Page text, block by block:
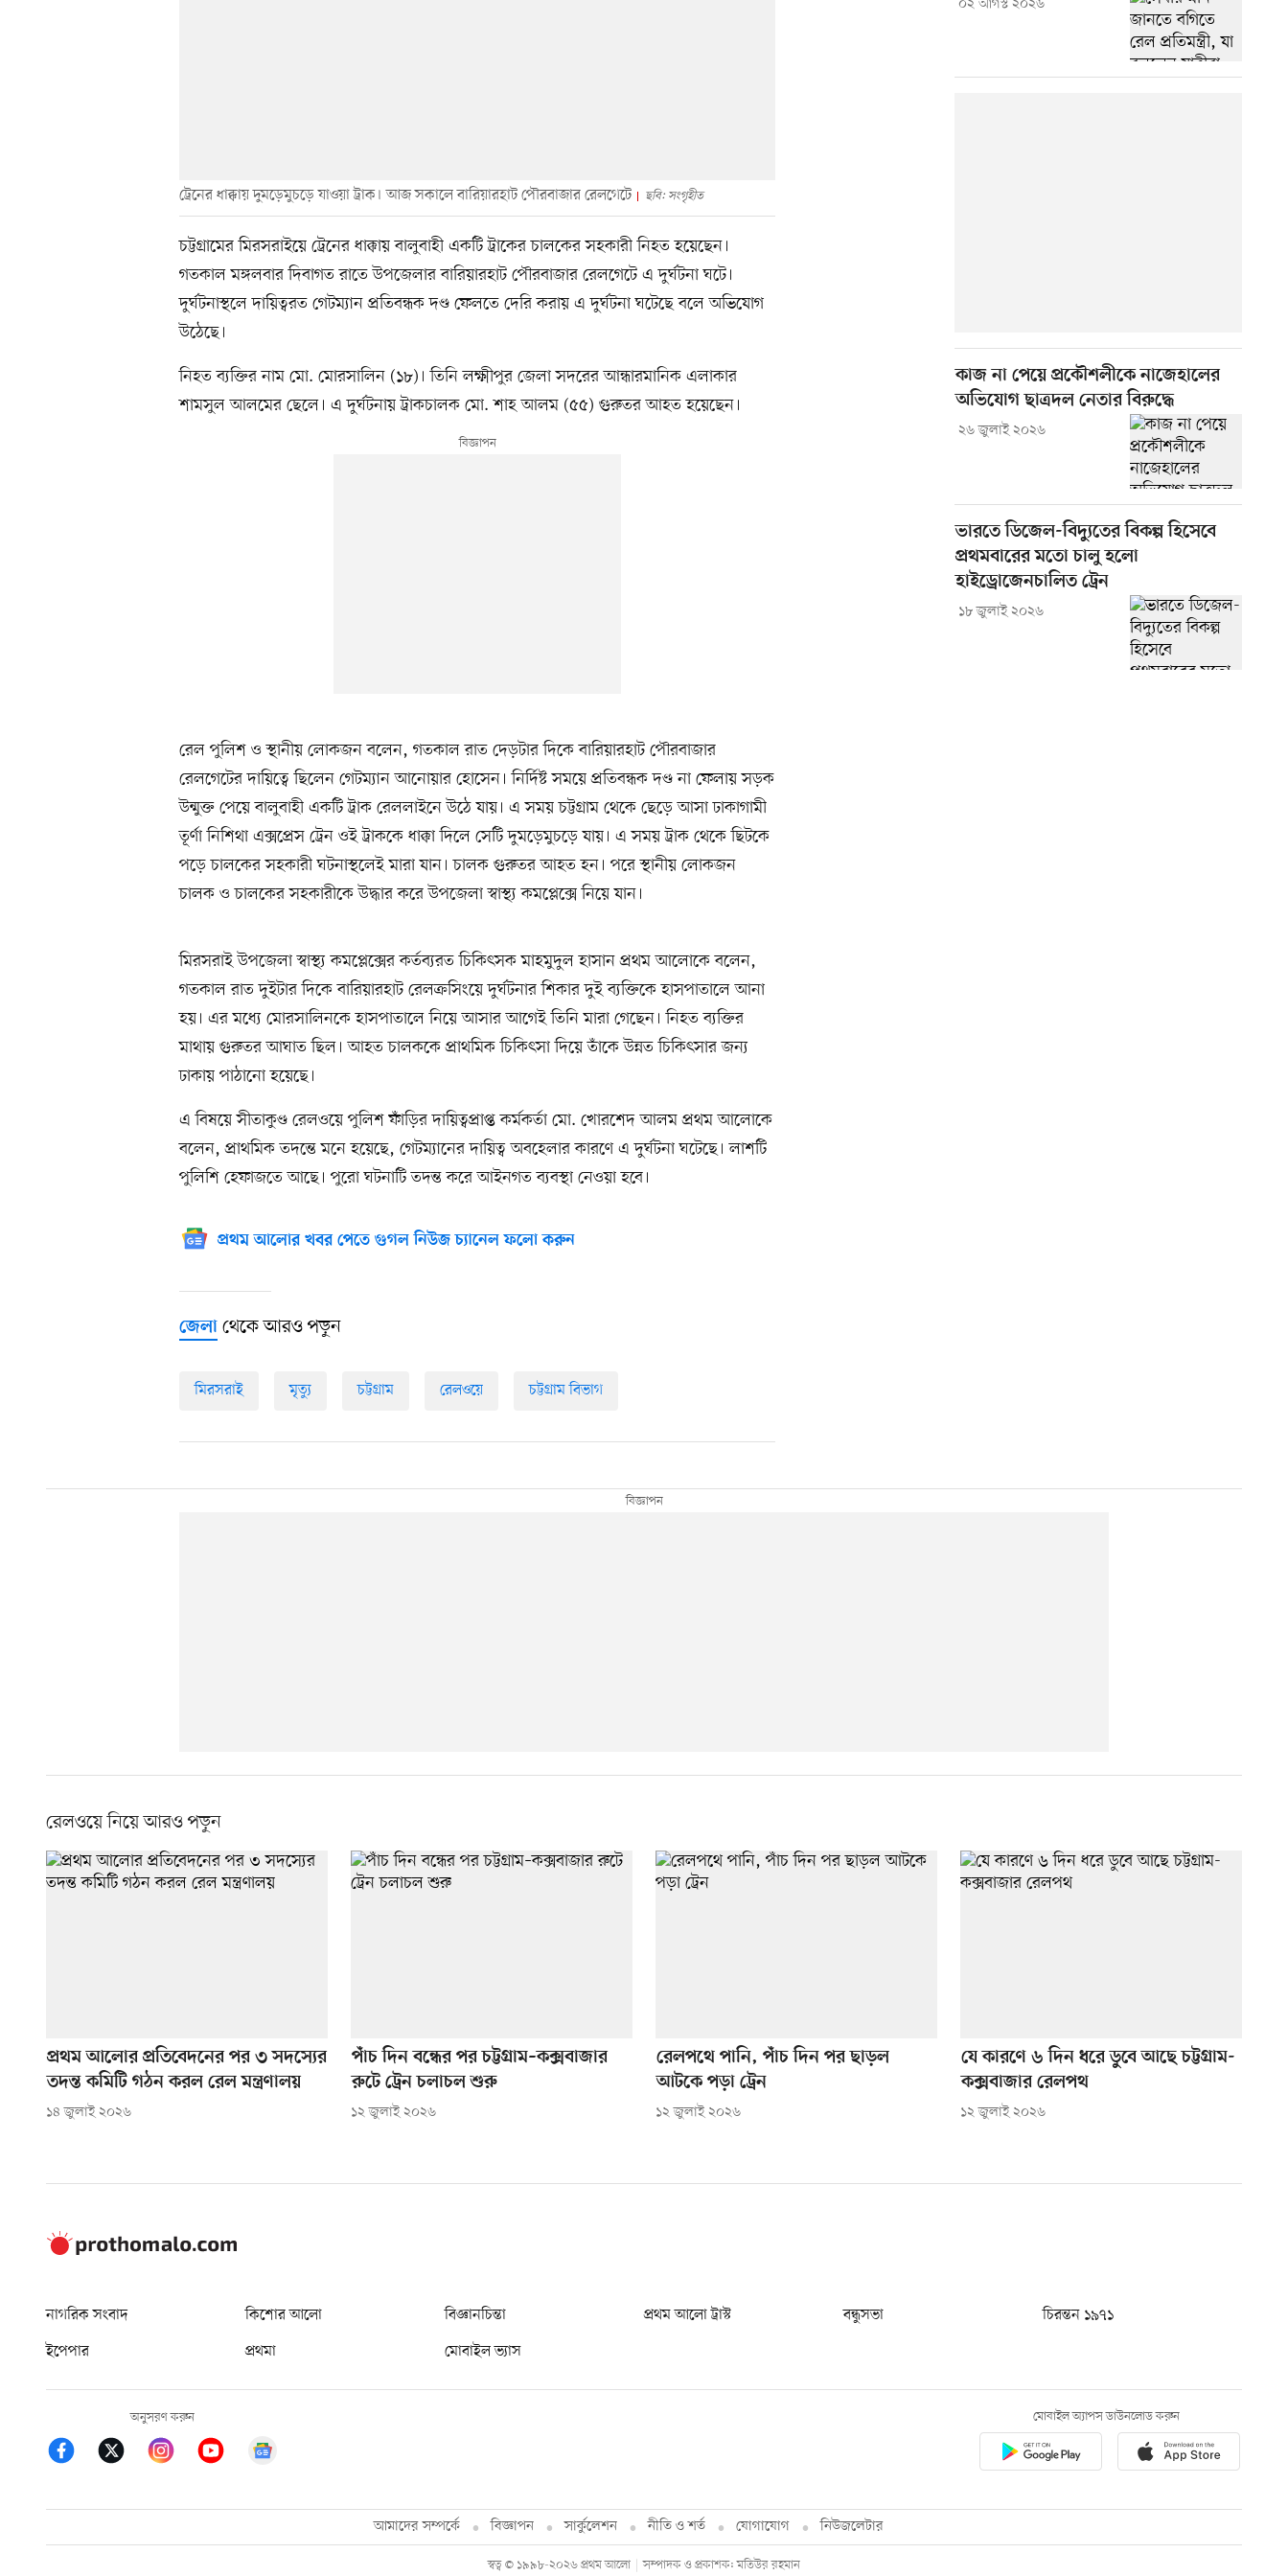
ট্রেনের ধাক্কায় দুমড়েমুচড়ে যাওয়া ট্রাক। আজ সকালে বারিয়ারহাট পৌরবাজার রেলগেটে ছবি: সংগৃহীত
চট্টগ্রামের মিরসরাইয়ে ট্রেনের ধাক্কায় বালুবাহী একটি ট্রাকের চালকের সহকারী নিহত হয়েছেন।
গতকাল মঙ্গলবার দিবাগত রাতে উপজেলার বারিয়ারহাট পৌরবাজার রেলগেটে এ দুর্ঘটনা ঘটে।
দুর্ঘটনাস্থলে দায়িত্বরত গেটম্যান প্রতিবন্ধক দণ্ড ফেলতে দেরি করায় এ দুর্ঘটনা ঘটেছে বলে অভিযোগ
উঠেছে।
নিহত ব্যক্তির নাম মো. মোরসালিন (১৮)। তিনি লক্ষ্মীপুর জেলা সদরের আন্ধারমানিক এলাকার
শামসুল আলমের ছেলে। এ দুর্ঘটনায় ট্রাকচালক মো. শাহ আলম (৫৫) গুরুতর আহত হয়েছেন।
রেল পুলিশ ও স্থানীয় লোকজন বলেন, গতকাল রাত দেড়টার দিকে বারিয়ারহাট পৌরবাজার
রেলগেটের দায়িত্বে ছিলেন গেটম্যান আনোয়ার হোসেন। নির্দিষ্ট সময়ে প্রতিবন্ধক দণ্ড না ফেলায় সড়ক
উন্মুক্ত পেয়ে বালুবাহী একটি ট্রাক রেললাইনে উঠে যায়। এ সময় চট্টগ্রাম থেকে ছেড়ে আসা ঢাকাগামী
তূর্ণা নিশিথা এক্সপ্রেস ট্রেন ওই ট্রাককে ধাক্কা দিলে সেটি দুমড়েমুচড়ে যায়। এ সময় ট্রাক থেকে ছিটকে
পড়ে চালকের সহকারী ঘটনাস্থলেই মারা যান। চালক গুরুতর আহত হন। পরে স্থানীয় লোকজন
চালক ও চালকের সহকারীকে উদ্ধার করে উপজেলা স্বাস্থ্য কমপ্লেক্সে নিয়ে যান।
মিরসরাই উপজেলা স্বাস্থ্য কমপ্লেক্সের কর্তব্যরত চিকিৎসক মাহমুদুল হাসান প্রথম আলোকে বলেন,
গতকাল রাত দুইটার দিকে বারিয়ারহাট রেলক্রসিংয়ে দুর্ঘটনার শিকার দুই ব্যক্তিকে হাসপাতালে আনা
হয়। এর মধ্যে মোরসালিনকে হাসপাতালে নিয়ে আসার আগেই তিনি মারা গেছেন। নিহত ব্যক্তির
মাথায় গুরুতর আঘাত ছিল। আহত চালককে প্রাথমিক চিকিৎসা দিয়ে তাঁকে উন্নত চিকিৎসার জন্য
ঢাকায় পাঠানো হয়েছে।
এ বিষয়ে সীতাকুণ্ড রেলওয়ে পুলিশ ফাঁড়ির দায়িত্বপ্রাপ্ত কর্মকর্তা মো. খোরশেদ আলম প্রথম আলোকে
বলেন, প্রাথমিক তদন্তে মনে হয়েছে, গেটম্যানের দায়িত্ব অবহেলার কারণে এ দুর্ঘটনা ঘটেছে। লাশটি
পুলিশি হেফাজতে আছে। পুরো ঘটনাটি তদন্ত করে আইনগত ব্যবস্থা নেওয়া হবে।
প্রথম আলোর খবর পেতে গুগল নিউজ চ্যানেল ফলো করুন
জেলা থেকে আরও পড়ুন
মিরসরাই মৃত্যু চট্টগ্রাম রেলওয়ে চট্টগ্রাম বিভাগ
০২ আগস্ট ২০২৬
কাজ না পেয়ে প্রকৌশলীকে নাজেহালের
অভিযোগ ছাত্রদল নেতার বিরুদ্ধে
২৬ জুলাই ২০২৬
ভারতে ডিজেল-বিদ্যুতের বিকল্প হিসেবে
প্রথমবারের মতো চালু হলো
হাইড্রোজেনচালিত ট্রেন
১৮ জুলাই ২০২৬
রেলওয়ে নিয়ে আরও পড়ুন
প্রথম আলোর প্রতিবেদনের পর ৩ সদস্যের
তদন্ত কমিটি গঠন করল রেল মন্ত্রণালয়
১৪ জুলাই ২০২৬
পাঁচ দিন বন্ধের পর চট্টগ্রাম–কক্সবাজার
রুটে ট্রেন চলাচল শুরু
১২ জুলাই ২০২৬
রেলপথে পানি, পাঁচ দিন পর ছাড়ল
আটকে পড়া ট্রেন
১২ জুলাই ২০২৬
যে কারণে ৬ দিন ধরে ডুবে আছে চট্টগ্রাম-
কক্সবাজার রেলপথ
১২ জুলাই ২০২৬
নাগরিক সংবাদ কিশোর আলো বিজ্ঞানচিন্তা প্রথম আলো ট্রাস্ট বন্ধুসভা
চিরন্তন ১৯৭১
ইপেপার
প্রথমা মোবাইল ভ্যাস
অনুসরণ করুন মোবাইল অ্যাপস ডাউনলোড করুন
আমাদের সম্পর্কে বিজ্ঞাপন সার্কুলেশন নীতি ও শর্ত যোগাযোগ নিউজলেটার
স্বত্ব © ১৯৯৮-২০২৬ প্রথম আলো সম্পাদক ও প্রকাশক: মতিউর রহমান